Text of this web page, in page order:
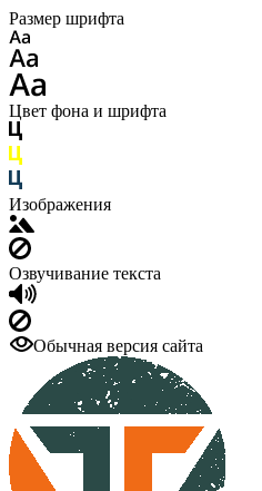
Размер шрифта
Цвет фона и шрифта
Изображения
Озвучивание текста
Обычная версия сайта